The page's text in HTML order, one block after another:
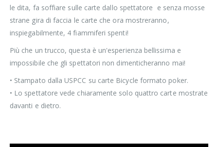
le dita, fa soffiare sulle carte dallo spettatore e senza mosse
strane gira di faccia le carte che ora mostreranno,
inspiegabilmente, 4 fiammiferi spenti!
Più che un trucco, questa è un'esperienza bellissima e
impossibile che gli spettatori non dimenticheranno mai!
• Stampato dalla USPCC su carte Bicycle formato poker.
• Lo spettatore vede chiaramente solo quattro carte mostrate
davanti e dietro.